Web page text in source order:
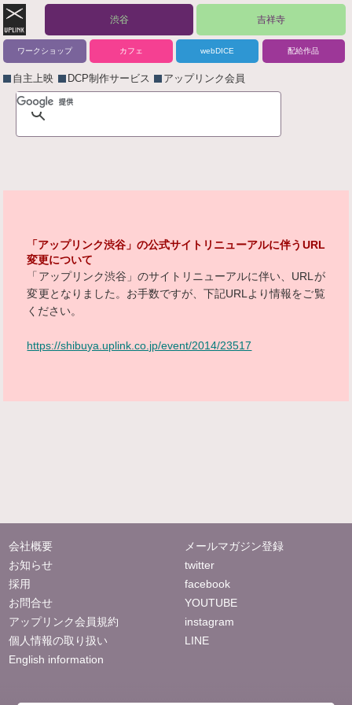
渋谷 吉祥寺
ワークショップ カフェ webDICE 配給作品
自主上映 DCP制作サービス アップリンク会員
「アップリンク渋谷」の公式サイトリニューアルに伴うURL
変更について
「アップリンク渋谷」のサイトリニューアルに伴い、URLが
変更となりました。お手数ですが、下記URLより情報をご覧
ください。
https://shibuya.uplink.co.jp/event/2014/23517
会社概要
お知らせ
採用
お問合せ
アップリンク会員規約
個人情報の取り扱い
English information
メールマガジン登録
twitter
facebook
YOUTUBE
instagram
LINE